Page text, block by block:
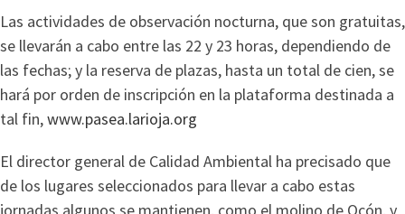
Las actividades de observación nocturna, que son gratuitas,
se llevarán a cabo entre las 22 y 23 horas, dependiendo de
las fechas; y la reserva de plazas, hasta un total de cien, se
hará por orden de inscripción en la plataforma destinada a
tal fin,www.pasea.larioja.org
El director general de Calidad Ambiental ha precisado que
de los lugares seleccionados para llevar a cabo estas
jornadas algunos se mantienen, como el molino de Ocón, y